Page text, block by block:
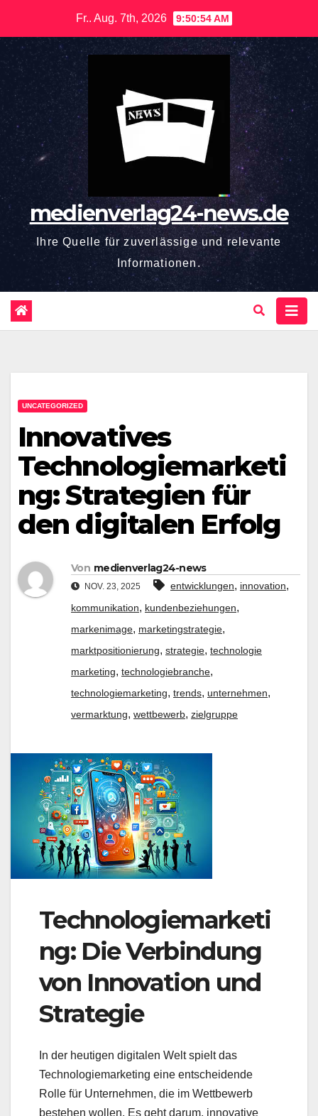
springen
Fr.. Aug. 7th, 2026 9:50:55 AM
medienverlag24-news.de
Ihre Quelle für zuverlässige und relevante
Informationen.
UNCATEGORIZED
Innovatives
Technologiemarketi
ng: Strategien für
den digitalen Erfolg
Von medienverlag24-news
NOV. 23, 2025 entwicklungen, innovation,
kommunikation, kundenbeziehungen,
markenimage, marketingstrategie,
marktpositionierung, strategie, technologie
marketing, technologiebranche,
technologiemarketing, trends, unternehmen,
vermarktung, wettbewerb, zielgruppe
Technologiemarketi
ng: Die Verbindung
von Innovation und
Strategie
In der heutigen digitalen Welt spielt das
Technologiemarketing eine entscheidende
Rolle für Unternehmen, die im Wettbewerb
bestehen wollen. Es geht darum, innovative